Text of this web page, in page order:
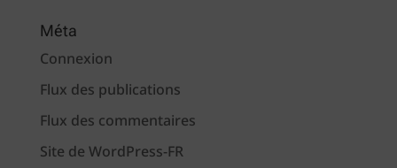
Méta
Connexion
Flux des publications
Flux des commentaires
Site de WordPress-FR